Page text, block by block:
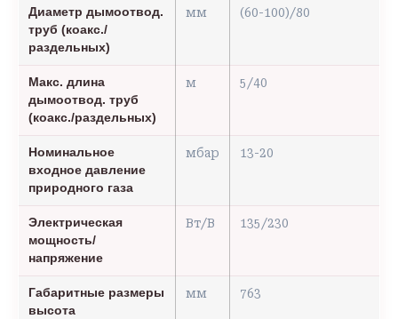
Диаметр дымоотвод.
труб (коакс./
раздельных)
мм (60-100)/80
Макс. длина
дымоотвод. труб
(коакс./раздельных)
м 5/40
Номинальное
входное давление
природного газа
мбар 13-20
Электрическая
мощность/
напряжение
Вт/В 135/230
Габаритные размеры
высота
мм 763